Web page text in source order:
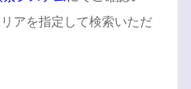
アを指定して検索いただ